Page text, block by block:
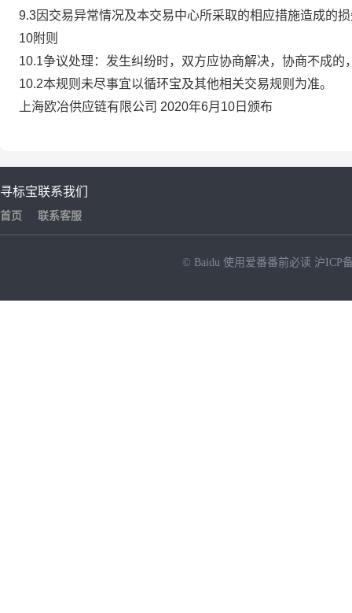
9.3因交易异常情况及本交易中心所采取的相应措施造成的
10附则
10.1争议处理：发生纠纷时，双方应协商解决，协商不成
10.2本规则未尽事宜以循环宝及其他相关交易规则为准。
上海欧冶供应链有限公司 2020年6月10日颁布
寻标宝
首页
联系我们
联系客服
© Baidu 使用爱番番前必读 沪ICP